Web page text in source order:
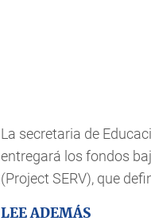
La secretaria de
entregará los fondos
(Project SERV), que
LEE ADEMÁS